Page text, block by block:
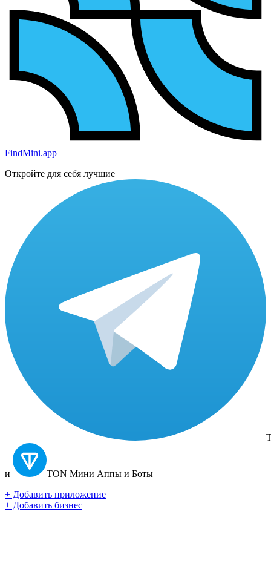
FindMini.app
Откройте для себя лучшие
и TON Мини Аппы и Боты
+ Добавить приложение
+ Добавить бизнес